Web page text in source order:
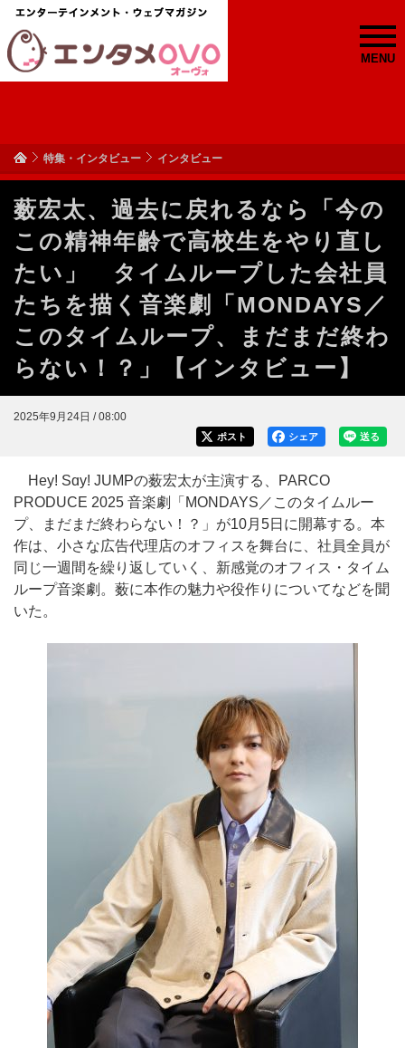
MENU
特集・インタビュー インタビュー
薮宏太、過去に戻れるなら「今の
この精神年齢で高校生をやり直し
たい」 タイムループした会社員
たちを描く音楽劇「MONDAYS／
このタイムループ、まだまだ終わ
らない！？」【インタビュー】
2025年9月24日 / 08:00
送る
シェア
ポスト
Hey! Sɑy! JUMPの薮宏太が主演する、PARCO
PRODUCE 2025 音楽劇「MONDAYS／このタイムルー
プ、まだまだ終わらない！？」が10月5日に開幕する。本
作は、小さな広告代理店のオフィスを舞台に、社員全員が
同じ一週間を繰り返していく、新感覚のオフィス・タイム
ループ音楽劇。薮に本作の魅力や役作りについてなどを聞
いた。